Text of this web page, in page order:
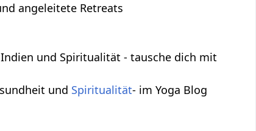
angeleitete Retreats
und Spiritualität - tausche dich mit
und Spiritualität- im Yoga Blog